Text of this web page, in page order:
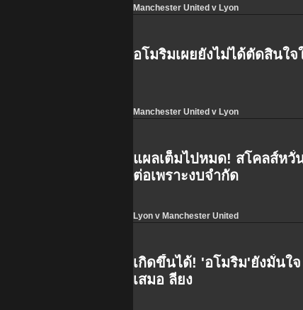
Manchester United v Lyon
อโมริมเผยยังไม่ได้ตัดสินใจ
Manchester United v Lyon
แผลเต็มไปหมด! สโคลส์ห
ต่อเพราะงบจำกัด
Lyon v Manchester United
เกิดขึ้นได้! 'อโมริม'ยังมั่นใ
เสมอ ลียง